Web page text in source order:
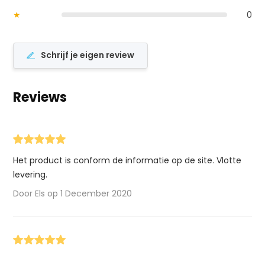
★
0
Schrijf je eigen review
Reviews
Het product is conform de informatie op de site. Vlotte
levering.
Door Els op 1 December 2020